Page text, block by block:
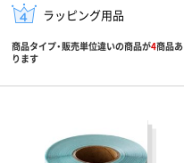
ラッピング用品
商品タイプ・販売単位違いの商品が4商品あ
ります